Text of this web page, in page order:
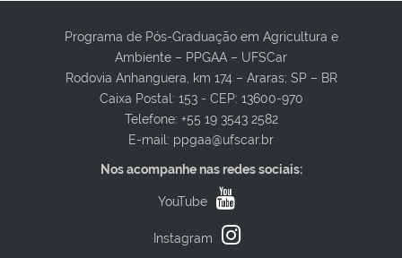
Programa de Pós-Graduação em Agricultura e
Ambiente – PPGAA – UFSCar
Rodovia Anhanguera, km 174 – Araras; SP – BR
Caixa Postal: 153 - CEP: 13600-970
Telefone: +55 19 3543 2582
E-mail: ppgaa@ufscar.br
Nos acompanhe nas redes sociais:
YouTube
Instagram